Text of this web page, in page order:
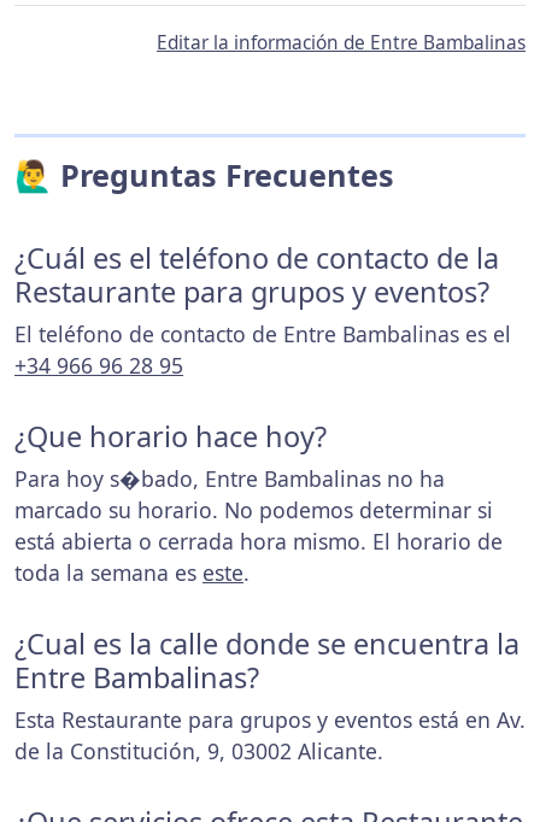
Editar la información de Entre Bambalinas
🙋‍♂️ Preguntas Frecuentes
¿Cuál es el teléfono de contacto de la
Restaurante para grupos y eventos?
El teléfono de contacto de Entre Bambalinas es el
+34 966 96 28 95
¿Que horario hace hoy?
Para hoy s�bado, Entre Bambalinas no ha
marcado su horario. No podemos determinar si
está abierta o cerrada hora mismo. El horario de
toda la semana es este.
¿Cual es la calle donde se encuentra la
Entre Bambalinas?
Esta Restaurante para grupos y eventos está en Av.
de la Constitución, 9, 03002 Alicante.